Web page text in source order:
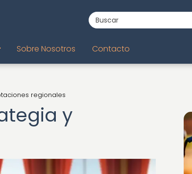
Sobre Nosotros Contacto
regionales
y